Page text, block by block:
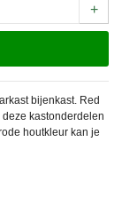
+
bijenkast. Red
kastonderdelen
houtkleur kan je